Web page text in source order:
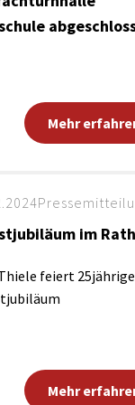
Mehr
im
feiert
Mehr